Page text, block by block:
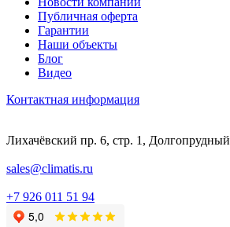
Публичная оферта
Гарантии
Наши объекты
Блог
Видео
Контактная информация
Лихачёвский пр. 6, стр. 1, Долгопрудный
sales@climatis.ru
+7 926 011 51 94